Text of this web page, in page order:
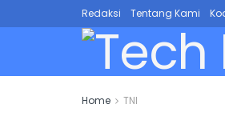
Redaksi Tentang Kami
Home TNI